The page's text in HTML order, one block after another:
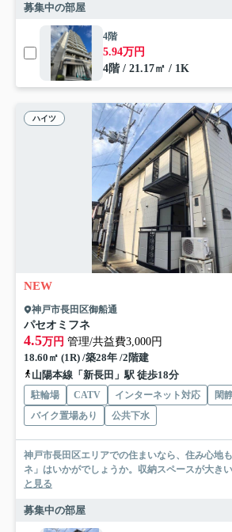
募集中の部屋
4階
5.94万円
4階 / 21.17㎡ / 1K
ハイツ
NEW
神戸市長田区御船通
パセオミフネ
4.5万円 管理/共益費3,000円
18.60㎡ (1R) /築28年 /2階建
山陽本線「新長田」駅 徒歩18分
駐輪場 CATV インターネット対応
閑
バイク置場あり
公共下水
神戸市長田区エリアでの住まいなら、住み心地
ネ」はいかがでしょうか。収納スペースが大き
と見る
募集中の部屋